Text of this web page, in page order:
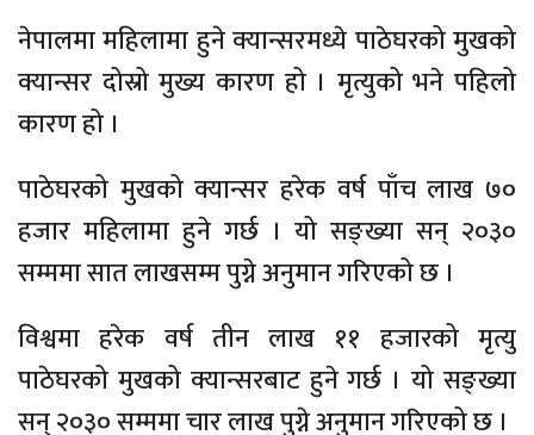
नेपालमा महिलामा हुने क्यान्सरमध्ये पाठेघरको मुखको
क्यान्सर दोस्रो मुख्य कारण हो । मृत्युको भने पहिलो
कारण हो ।
पाठेघरको मुखको क्यान्सर हरेक वर्ष पाँच लाख ७०
हजार महिलामा हुने गर्छ । यो सङ्ख्या सन् २०३०
सम्ममा सात लाखसम्म पुग्ने अनुमान गरिएको छ ।
विश्वमा हरेक वर्ष तीन लाख ११ हजारको मृत्यु
पाठेघरको मुखको क्यान्सरबाट हुने गर्छ । यो सङ्ख्या
सन् २०३० सम्ममा चार लाख पुग्ने अनुमान गरिएको छ ।